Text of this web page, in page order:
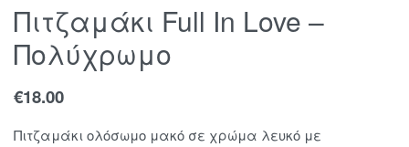
Πιτζαμάκι Full In Love –
Πολύχρωμο
€18.00
Πιτζαμάκι ολόσωμο μακό σε χρώμα λευκό με